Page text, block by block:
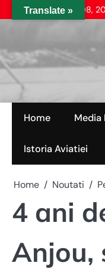
to
sâmbătă, aug. 08,
Home Media
Istoria Aviatiei
Home Noutati
4 ani
Anjou,
Translate »